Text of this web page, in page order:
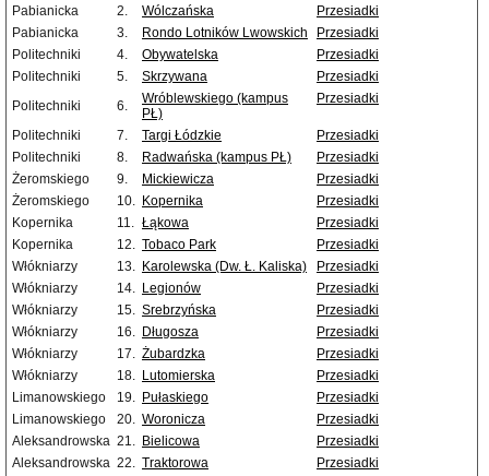
Pabianicka
2. Wólczańska
Przesiadki
Pabianicka
3. Rondo Lotników Lwowskich
Przesiadki
Politechniki
4. Obywatelska
Przesiadki
Politechniki
5. Skrzywana
Przesiadki
Politechniki
6.
Wróblewskiego (kampus
PŁ)
Przesiadki
Politechniki 7. Targi Łódzkie
Przesiadki
Politechniki
8. Radwańska (kampus PŁ)
Przesiadki
Żeromskiego
9. Mickiewicza
Przesiadki
Żeromskiego
10. Kopernika
Przesiadki
Kopernika
11. Łąkowa
Przesiadki
Kopernika
12. Tobaco Park
Przesiadki
Włókniarzy
13. Karolewska (Dw. Ł. Kaliska)
Przesiadki
Włókniarzy
14. Legionów
Przesiadki
Włókniarzy
15. Srebrzyńska
Przesiadki
Włókniarzy
16. Długosza
Przesiadki
Włókniarzy
17. Żubardzka
Przesiadki
Włókniarzy
18. Lutomierska
Przesiadki
Limanowskiego
19. Pułaskiego
Przesiadki
Limanowskiego
20. Woronicza
Przesiadki
Aleksandrowska 21. Bielicowa
Przesiadki
Aleksandrowska 22. Traktorowa
Przesiadki